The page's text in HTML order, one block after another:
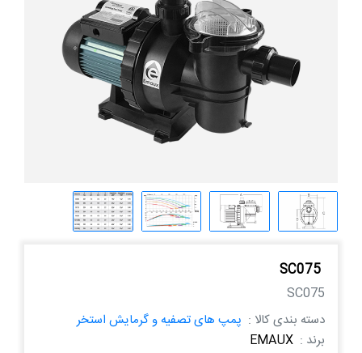
SC075
SC075
دسته بندی کالا : پمپ های تصفیه و گرمایش استخر
برند : EMAUX